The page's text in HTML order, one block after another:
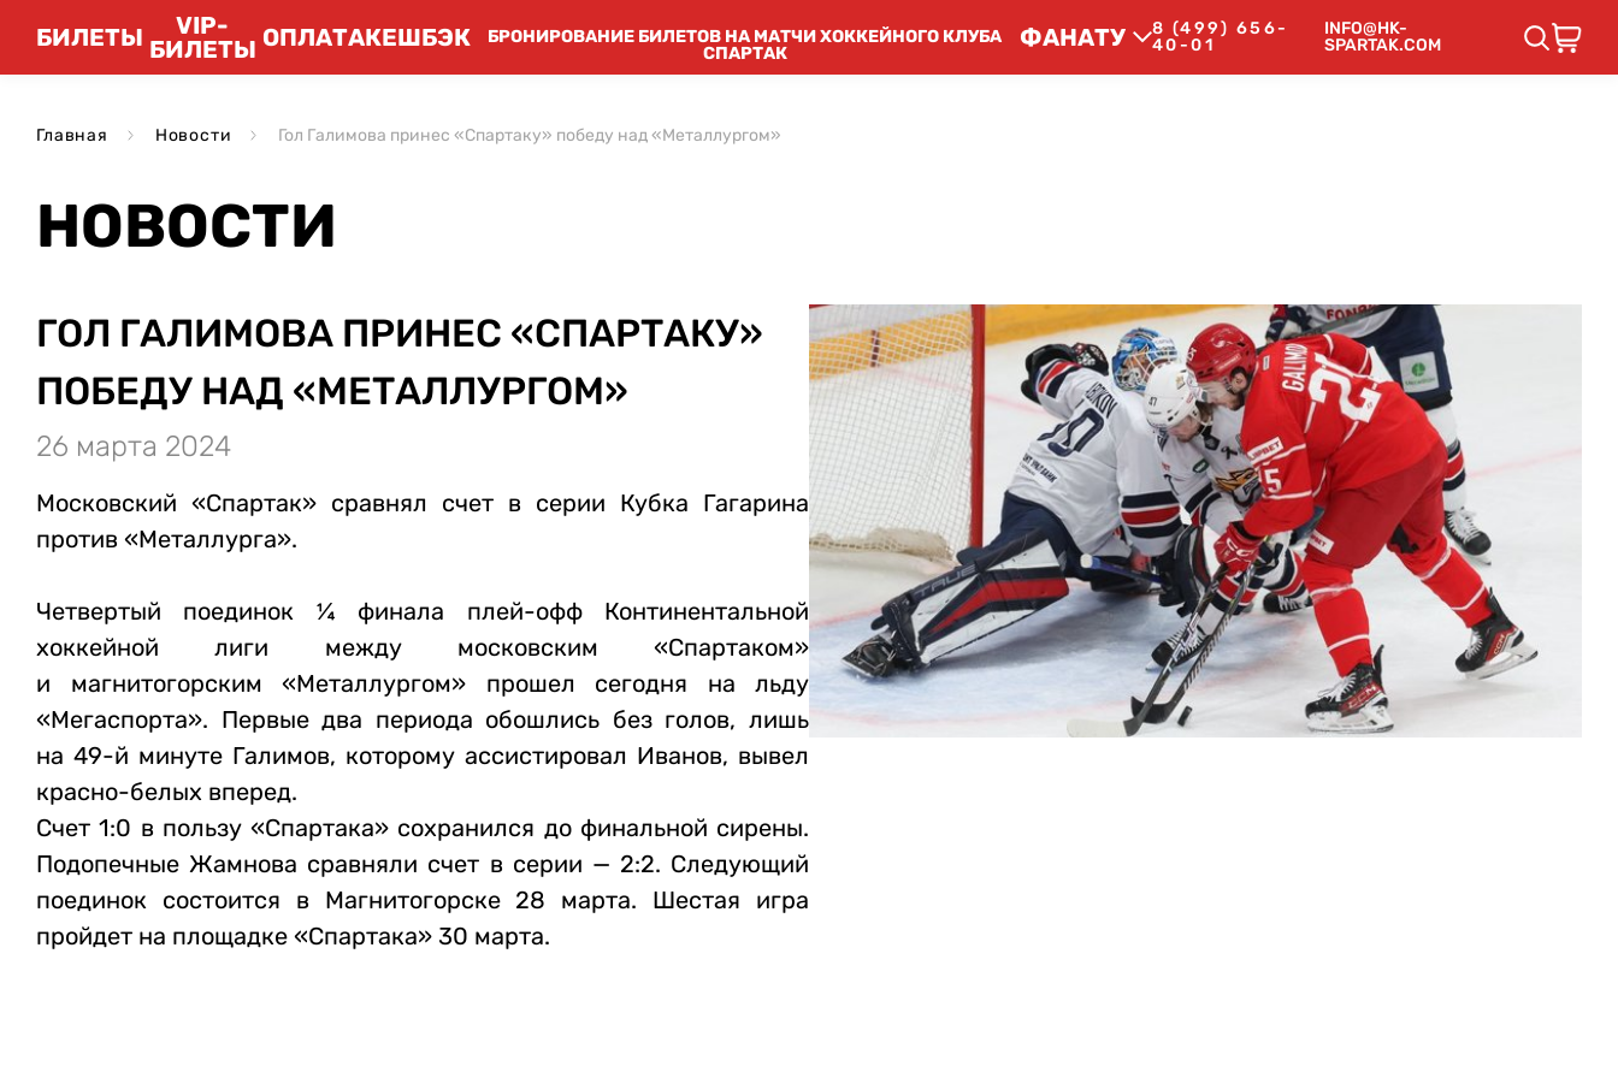
БИЛЕТЫ
VIP-
БИЛЕТЫ ОПЛАТАКЕШБЭК
БРОНИРОВАНИЕ БИЛЕТОВ НА МАТЧИ ХОККЕЙНОГО КЛУБА
СПАРТАК
ФАНАТУ
8 (499) 656-
40-01
INFO@HK-
SPARTAK.COM
Главная Новости Гол Галимова принес «Спартаку» победу над «Металлургом»
НОВОСТИ
ГОЛ ГАЛИМОВА ПРИНЕС «СПАРТАКУ»
ПОБЕДУ НАД «МЕТАЛЛУРГОМ»
26 марта 2024
Московский «Спартак» сравнял счет в серии Кубка Гагарина
против «Металлурга».
Четвертый поединок ¼ финала плей-офф Континентальной
хоккейной лиги между московским «Спартаком»
и магнитогорским «Металлургом» прошел сегодня на льду
«Мегаспорта». Первые два периода обошлись без голов, лишь
на 49-й минуте Галимов, которому ассистировал Иванов, вывел
красно-белых вперед.
Счет 1:0 в пользу «Спартака» сохранился до финальной сирены.
Подопечные Жамнова сравняли счет в серии — 2:2. Следующий
поединок состоится в Магнитогорске 28 марта. Шестая игра
пройдет на площадке «Спартака» 30 марта.